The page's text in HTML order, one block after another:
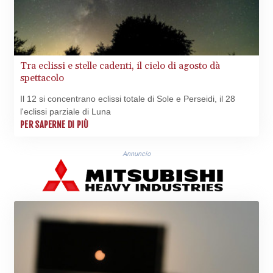
TJS 10.643495
TMT 4.041992
TND 3.383582
TRY 54.964638
TTD 7.82126
TZS
4300.926733
UYU 46.366868
UZS
VES 871.004473
Tra eclissi e stelle cadenti, il cielo di agosto dà
spettacolo
Il 12 si concentrano eclissi totale di Sole e Perseidi, il 28
l'eclissi parziale di Luna
PER SAPERNE DI PIÙ
Annuncio